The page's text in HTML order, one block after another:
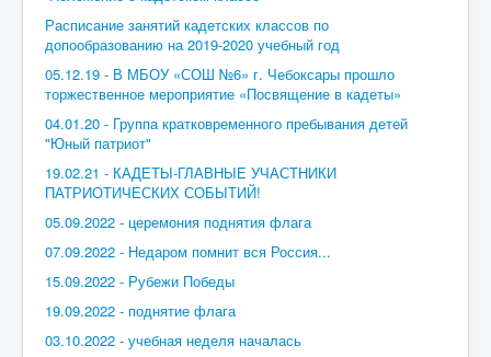
Расписание занятий кадетских классов по
допообразованию на 2019-2020 учебный год
05.12.19 - В МБОУ «СОШ №6» г. Чебоксары прошло
торжественное мероприятие «Посвящение в кадеты»
04.01.20 - Группа кратковременного пребывания детей
"Юный патриот"
19.02.21 - КАДЕТЫ-ГЛАВНЫЕ УЧАСТНИКИ
ПАТРИОТИЧЕСКИХ СОБЫТИЙ!
05.09.2022 - церемония поднятия флага
07.09.2022 - Недаром помнит вся Россия...
15.09.2022 - Рубежи Победы
19.09.2022 - поднятие флага
03.10.2022 - учебная неделя началась